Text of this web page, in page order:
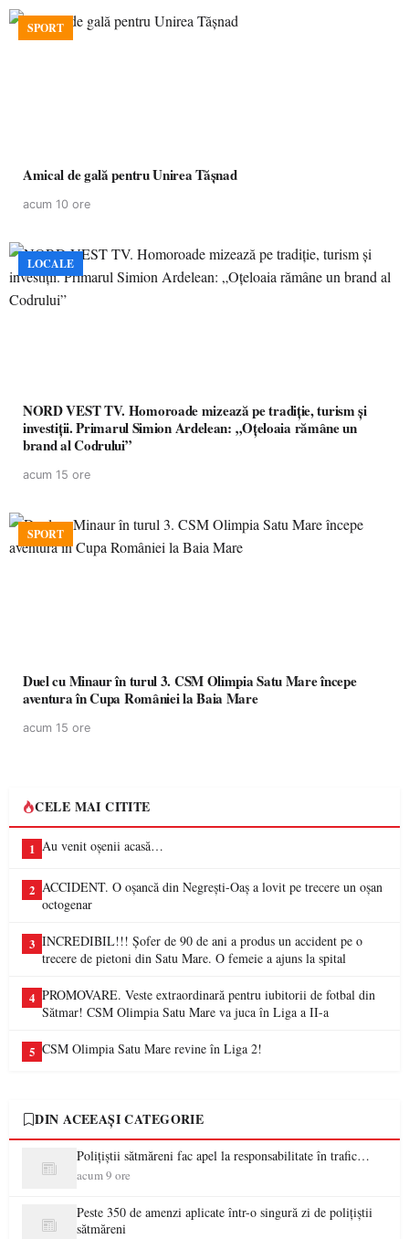
SPORT
Amical de gală pentru Unirea Tășnad
acum 10 ore
LOCALE
NORD VEST TV. Homoroade mizează pe tradiție, turism și
investiții. Primarul Simion Ardelean: „Oțeloaia rămâne un
brand al Codrului”
acum 15 ore
SPORT
Duel cu Minaur în turul 3. CSM Olimpia Satu Mare începe
aventura în Cupa României la Baia Mare
acum 15 ore
CELE MAI CITITE
1 Au venit oșenii acasă…
2 ACCIDENT. O oșancă din Negrești-Oaș a lovit pe trecere un oșan
octogenar
3 INCREDIBIL!!! Șofer de 90 de ani a produs un accident pe o
trecere de pietoni din Satu Mare. O femeie a ajuns la spital
4 PROMOVARE. Veste extraordinară pentru iubitorii de fotbal din
Sătmar! CSM Olimpia Satu Mare va juca în Liga a II-a
5 CSM Olimpia Satu Mare revine în Liga 2!
DIN ACEEAȘI CATEGORIE
Polițiștii sătmăreni fac apel la responsabilitate în trafic…
acum 9 ore
Peste 350 de amenzi aplicate într-o singură zi de polițiștii
sătmăreni